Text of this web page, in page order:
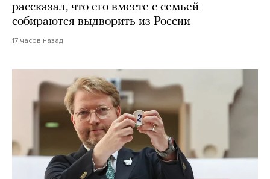
рассказал, что его вместе с семьей
собираются выдворить из России
17 часов назад